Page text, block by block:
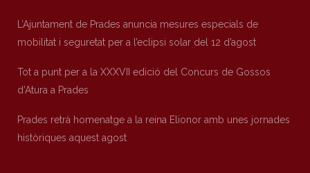
L’Ajuntament de Prades anuncia mesures especials de
mobilitat i seguretat per a l’eclipsi solar del 12 d’agost
Tot a punt per a la XXXVII edició del Concurs de Gossos
d’Atura a Prades
Prades retrà homenatge a la reina Elionor amb unes jornades
històriques aquest agost